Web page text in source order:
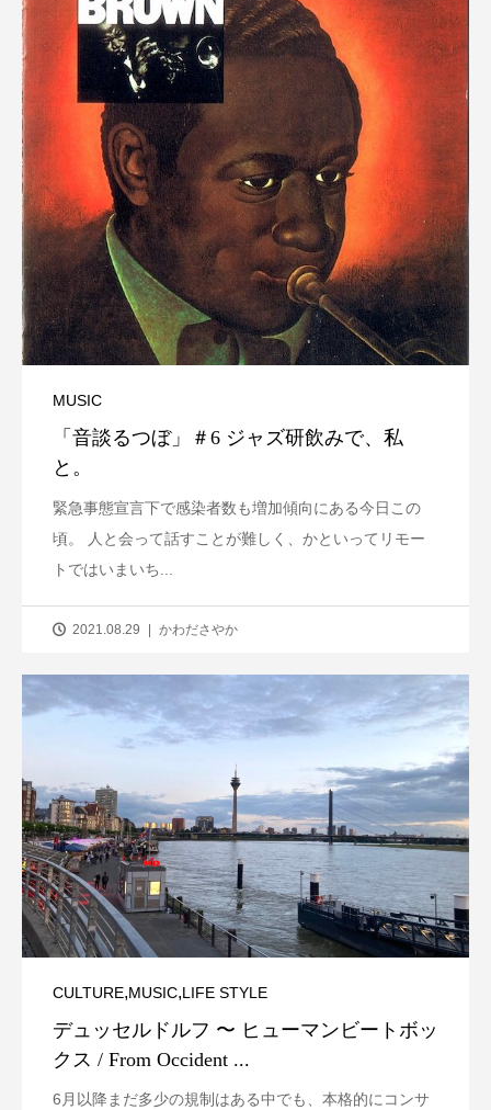
MUSIC
「音談るつぼ」＃6 ジャズ研飲みで、私
と。
緊急事態宣言下で感染者数も増加傾向にある今日この
頃。 人と会って話すことが難しく、かといってリモー
トではいまいち...
2021.08.29 かわださやか
CULTURE,MUSIC,LIFE STYLE
デュッセルドルフ 〜 ヒューマンビートボッ
クス / From Occident ...
6月以降まだ多少の規制はある中でも、本格的にコンサ